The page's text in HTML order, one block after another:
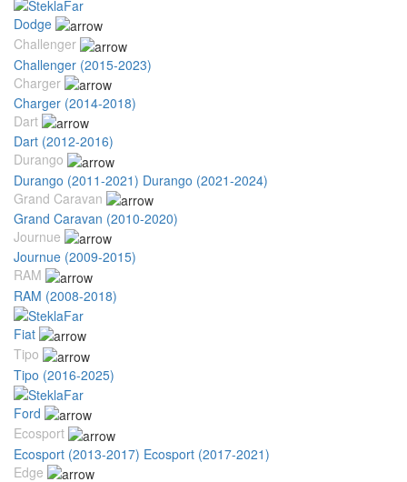
Dodge
Challenger
Challenger (2015-2023)
Charger
Charger (2014-2018)
Dart
Dart (2012-2016)
Durango
Durango (2011-2021) Durango (2021-2024)
Grand Caravan
Grand Caravan (2010-2020)
Journue
Journue (2009-2015)
RAM
RAM (2008-2018)
Fiat
Tipo
Tipo (2016-2025)
Ford
Ecosport
Ecosport (2013-2017) Ecosport (2017-2021)
Edge